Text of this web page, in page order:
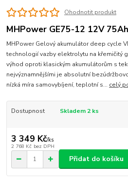
Ohodnotit produkt
MHPower GE75-12 12V 75Ah
MHPower Gelový akumulátor deep cycle
technologií vazby elektrolytu na křemičitý
výhod oproti klasickým akumulátorům s
nejvýznamnějšími je absolutní
nízká míra samovybíjení, teplotní s... celý
Dostupnost Skladem 2 ks
3 349 Kč/ks
2 768 Kč bez DPH
Přidat do košíku